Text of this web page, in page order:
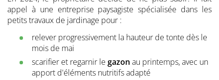
appel à une entreprise paysagiste spécialisée dans les
petits travaux de jardinage pour :
relever progressivement la hauteur de tonte dès le
mois de mai
scarifier et regarnir le gazon au printemps, avec un
apport d'éléments nutritifs adapté